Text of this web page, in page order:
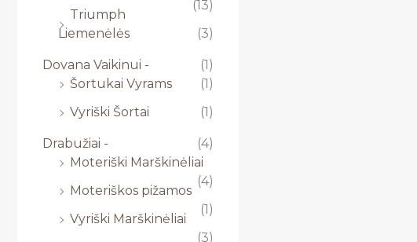
(13)
Triumph
Liemenėlės
(3)
Dovana Vaikinui -
(1)
Šortukai Vyrams
(1)
Vyriški Šortai
(1)
Drabužiai -
(4)
Moteriški Marškinėliai
(4)
Moteriškos pižamos
(1)
Vyriški Marškinėliai
(3)